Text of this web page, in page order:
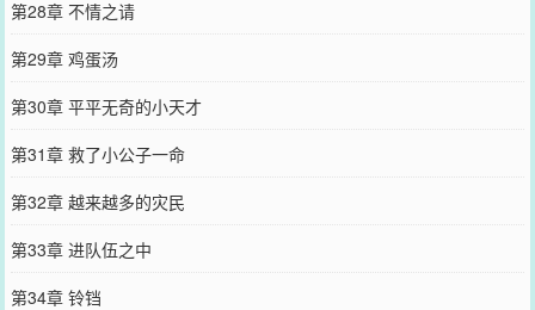
第28章 不情之请
第29章 鸡蛋汤
第30章 平平无奇的小天才
第31章 救了小公子一命
第32章 越来越多的灾民
第33章 进队伍之中
第34章 铃铛